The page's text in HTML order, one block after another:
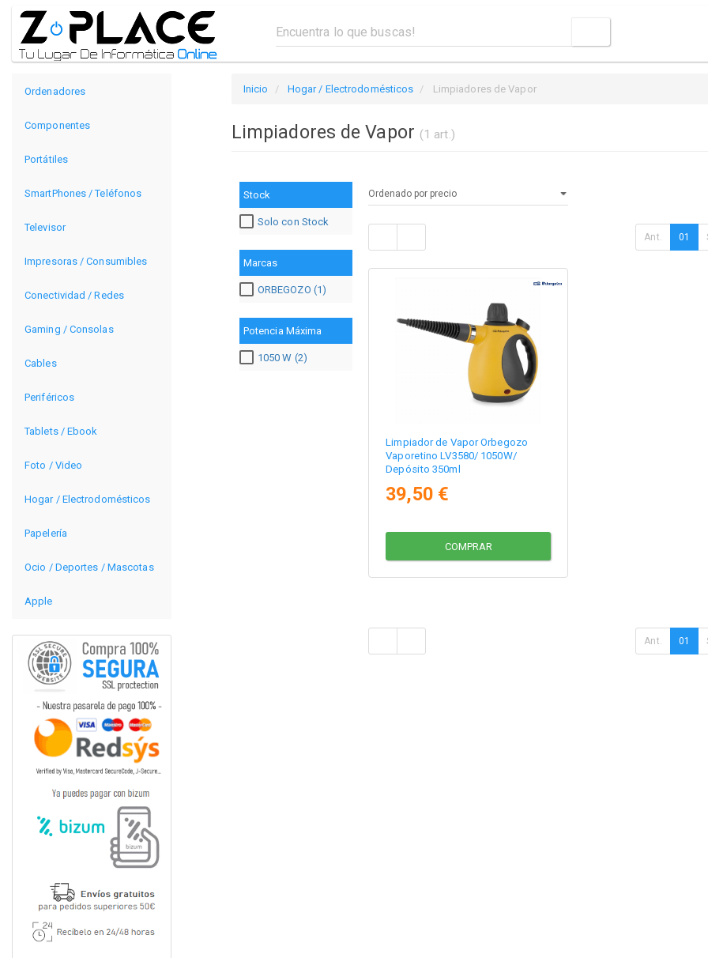
Ordenadores
Componentes
Portátiles
SmartPhones / Teléfonos
Televisor
Impresoras / Consumibles
Conectividad / Redes
Gaming / Consolas
Cables
Periféricos
Tablets / Ebook
Foto / Video
Hogar / Electrodomésticos
Papelería
Ocio / Deportes / Mascotas
Apple
Inicio Hogar / Electrodomésticos Limpiadores de Vapor
Limpiadores de Vapor (1 art.)
Stock
Solo con Stock
Marcas
ORBEGOZO (1)
Potencia Máxima
1050 W (2)
Ant. 01
Limpiador de Vapor Orbegozo
Vaporetino LV3580/ 1050W/
Depósito 350ml
39,50 €
COMPRAR
Ant. 01